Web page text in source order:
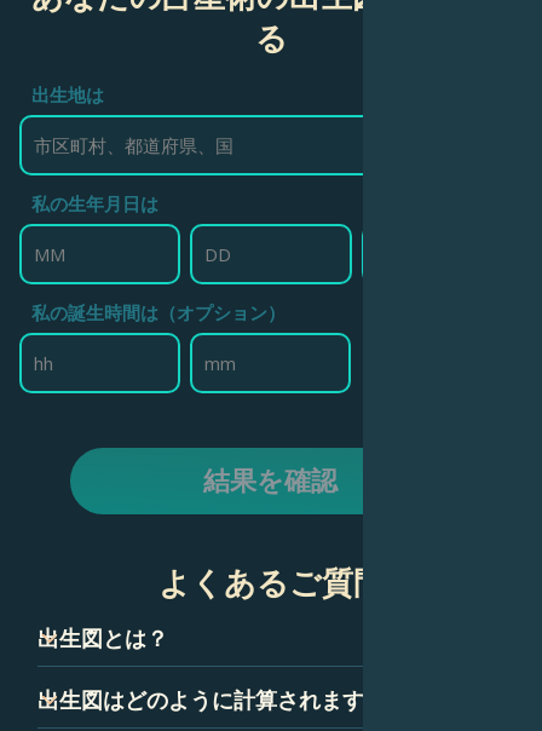
る
出生地は
私の生年月日は
私の誕生時間は（オプション）
結果を確認
よくあるご質問
出生図とは？
出生図は、ネイタルチャートとも呼ばれ、技術的には、あ
なたが生まれた瞬間の空のスナップショットです。星座、
出生図はどのように計算されますか？